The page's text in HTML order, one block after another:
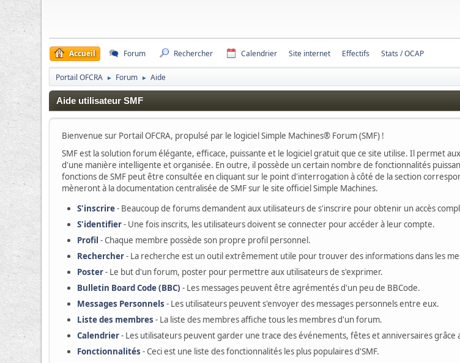
Accueil Forum Rechercher Calendrier Site internet Effectifs Stats / OCAP
Portail OFCRA ► Forum ► Aide
Aide utilisateur SMF
Bienvenue sur Portail OFCRA, propulsé par le logiciel Simple Machines® Forum (SMF) !
SMF est la solution forum élégante, efficace, puissante et le logiciel gratuit que ce site utilise. Il permet
d'une manière intelligente et organisée. En outre, il possède un certain nombre de fonctionnalités
fonctions de SMF peut être consultée en cliquant sur le point d'interrogation à côté de la section
mèneront à la documentation centralisée de SMF sur le site officiel Simple Machines.
S'inscrire- Beaucoup de forums demandent aux utilisateurs de s'inscrire pour obtenir un accès
S'identifier- Une fois inscrits, les utilisateurs doivent se connecter pour accéder à leur compte.
Profil - Chaque membre possède son propre profil personnel.
Rechercher- La recherche est un outil extrêmement utile pour trouver des informations dans les
Poster- Le but d'un forum, poster pour permettre aux utilisateurs de s'exprimer.
Bulletin Board Code (BBC) - Les messages peuvent être agrémentés d'un peu de BBCode.
Messages Personnels - Les utilisateurs peuvent s'envoyer des messages personnels entre eux.
Liste des membres - La liste des membres affiche tous les membres d'un forum.
Calendrier- Les utilisateurs peuvent garder une trace des événements, fêtes et anniversaires grâce
Fonctionnalités - Ceci est une liste des fonctionnalités les plus populaires d'SMF.